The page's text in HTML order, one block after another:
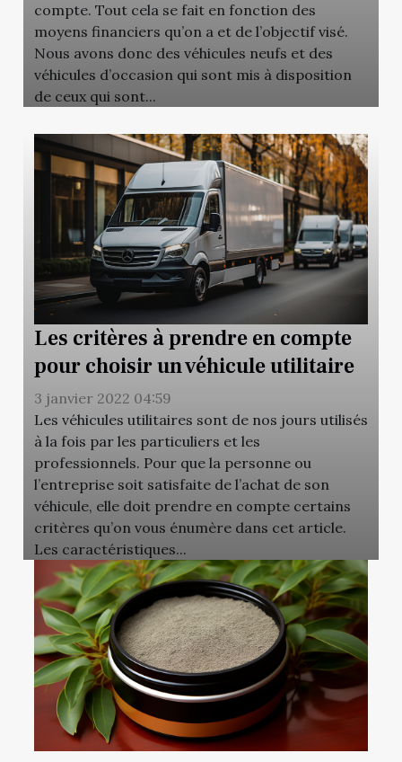
compte. Tout cela se fait en fonction des
moyens financiers qu’on a et de l’objectif visé.
Nous avons donc des véhicules neufs et des
véhicules d’occasion qui sont mis à disposition
de ceux qui sont...
Les critères à prendre en compte
pour choisir un véhicule utilitaire
3 janvier 2022 04:59
Les véhicules utilitaires sont de nos jours utilisés
à la fois par les particuliers et les
professionnels. Pour que la personne ou
l’entreprise soit satisfaite de l’achat de son
véhicule, elle doit prendre en compte certains
critères qu’on vous énumère dans cet article.
Les caractéristiques...